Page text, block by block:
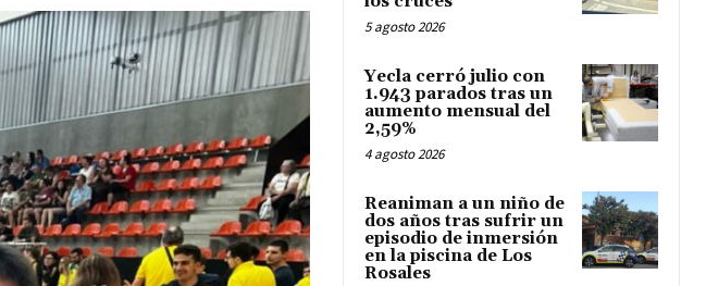
5 agosto 2026
Yecla cerró julio con
1.943 parados tras un
aumento mensual del
2,59%
4 agosto 2026
Reaniman a un niño de
dos años tras sufrir un
episodio de inmersión
en la piscina de Los
Rosales